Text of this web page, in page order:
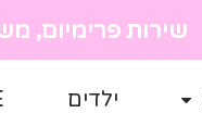
שירות פרימיום,
ילדים